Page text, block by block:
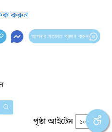
করুন
আপনার মতামত প্রদান করুন
পৃষ্ঠা আইটেম